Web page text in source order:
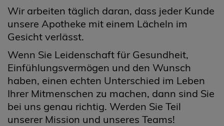
Wir arbeiten täglich daran, dass jeder Kunde
unsere Apotheke mit einem Lächeln im
Gesicht verlässt.
Wenn Sie Leidenschaft für Gesundheit,
Einfühlungsvermögen und den Wunsch
haben, einen echten Unterschied im Leben
Ihrer Mitmenschen zu machen, dann sind Sie
bei uns genau richtig. Werden Sie Teil
unserer Mission und unseres Teams!